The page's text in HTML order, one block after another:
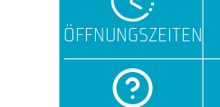
ÖFFNUNGSZEITEN